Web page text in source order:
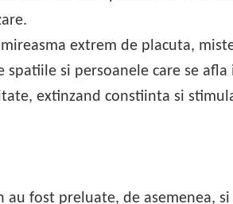
extrem de placuta,
si persoanele care se
extinzand constiinta si
au fost preluate, de asemenea,